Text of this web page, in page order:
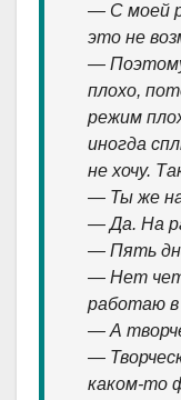
— С моей
это не
—
плохо,
режим
иногда
не хочу.
— Ты же
— Да. На
— Пять
— Нет
работаю в
— А
—
каком-то